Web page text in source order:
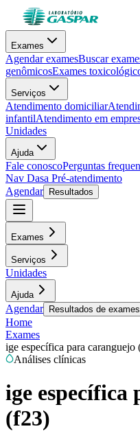
Exames
Agendar examesBuscar
genômicosExames
Serviços
Atendimento domiciliar
infantilAtendimento em
Unidades
Ajuda
Fale conoscoPerguntas
Nav Dasa Pré-atendimento
Agendar
Resultados
Exames
Serviços
Unidades
Ajuda
Agendar Resultados de exames
Home
Exames
ige específica para caranguejo
Análises clínicas
ige específica
(f23)